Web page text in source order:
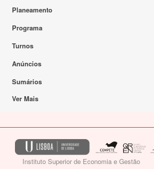
Planeamento
Programa
Turnos
Anúncios
Sumários
Ver Mais
Instituto Superior de Economia e Gestão